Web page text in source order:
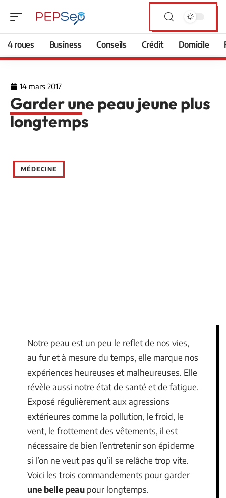
4 roues Business Conseils Crédit Domicile
14 mars 2017
Garder une peau jeune plus
longtemps
MÉDECINE
Notre peau est un peu le reflet de nos vies,
au fur et à mesure du temps, elle marque nos
expériences heureuses et malheureuses. Elle
révèle aussi notre état de santé et de fatigue.
Exposé régulièrement aux agressions
extérieures comme la pollution, le froid, le
vent, le frottement des vêtements, il est
nécessaire de bien l’entretenir son épiderme
si l’on ne veut pas qu’il se relâche trop vite.
Voici les trois commandements pour garder
une belle peau pour longtemps.